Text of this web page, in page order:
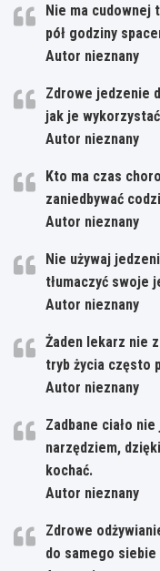
Nie ma
pół godziny
Autor nieznany
Zdrowe jedzenie
jak je
Autor nieznany
Kto ma czas
zaniedbywać
Autor nieznany
Nie używaj
tłumaczyć swoje
Autor nieznany
Żaden lekarz nie
tryb życia często
Autor nieznany
Zadbane ciało
narzędziem,
kochać.
Autor nieznany
Zdrowe
do samego